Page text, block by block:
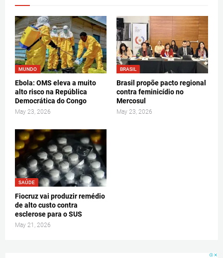
MUNDO
Ebola: OMS eleva a muito
alto risco na República
Democrática do Congo
May 23, 2026
BRASIL
Brasil propõe pacto regional
contra feminicídio no
Mercosul
May 23, 2026
SAÚDE
Fiocruz vai produzir remédio
de alto custo contra
esclerose para o SUS
May 21, 2026